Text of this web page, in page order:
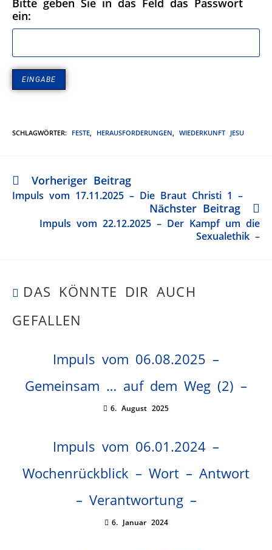
Bitte geben Sie in das Feld das Passwort
ein:
SCHLAGWÖRTER: FESTE, HERAUSFORDERUNGEN, WIEDERKUNFT JESU
Vorheriger Beitrag
Impuls vom 17.11.2025 – Die Braut Christi 1 –
Nächster Beitrag
Impuls vom 22.12.2025 – Der Kampf um die
Sexualethik –
DAS KÖNNTE DIR AUCH
GEFALLEN
Impuls vom 06.08.2025 –
Gemeinsam … auf dem Weg (2) –
6. August 2025
Impuls vom 06.01.2024 –
Wochenrückblick – Wort – Antwort
– Verantwortung –
6. Januar 2024